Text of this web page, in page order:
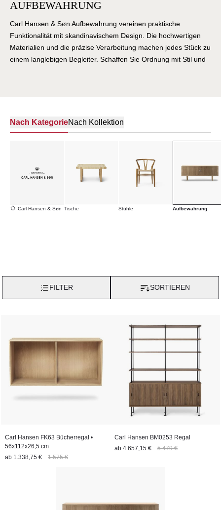
AUFBEWAHRUNG
Carl Hansen & Søn Aufbewahrung vereinen praktische
Funktionalität mit skandinavischem Design. Die hochwertigen
Materialien und die präzise Verarbeitung machen jedes Stück zu
einem langlebigen Begleiter. Schaffen Sie Ordnung mit Stil und
Nach KategorieNach Kollektion
Carl Hansen & Søn Tische Stühle Aufbewahrung
FILTER SORTIEREN
Carl Hansen FK63 Bücherregal •
56x112x26,5 cm
ab 1.338,75 € 1.575 €
Carl Hansen BM0253 Regal
ab 4.657,15 € 5.479 €